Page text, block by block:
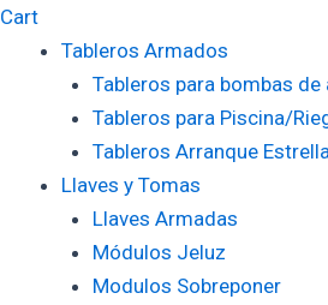
Cart
Tableros Armados
Tableros para bombas de
Tableros para Piscina/
Tableros Arranque
Llaves y Tomas
Llaves Armadas
Módulos Jeluz
Modulos Sobreponer